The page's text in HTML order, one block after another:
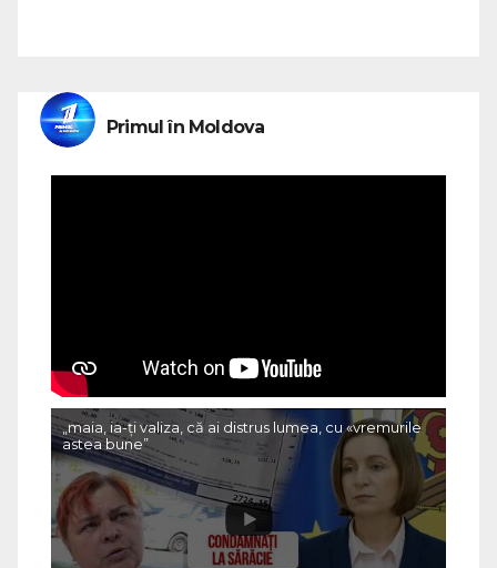
Primul în Moldova
„maia, ia-ți valiza, că ai distrus lumea, cu «vremurile
astea bune”